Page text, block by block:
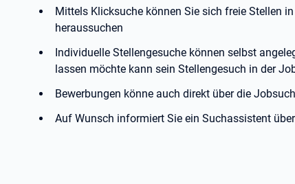
Mittels Klicksuche können Sie sich freie Stellen
heraussuchen
Individuelle Stellengesuche können selbst
lassen möchte kann sein Stellengesuch in der
Bewerbungen könne auch direkt über die
Auf Wunsch informiert Sie ein Suchassistent